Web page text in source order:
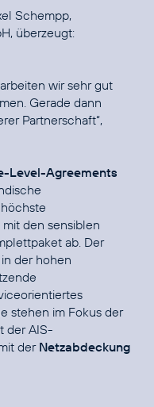
Schempp,
überzeugt:
wir sehr gut
Gerade dann
Partnerschaft“,
Level-Agreements
den sensiblen
ab. Der
der hohen
stehen im Fokus der
der AIS-
der Netzabdeckung